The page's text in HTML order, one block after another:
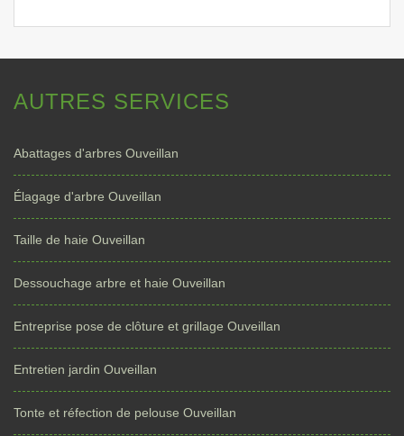
AUTRES SERVICES
Abattages d'arbres Ouveillan
Élagage d'arbre Ouveillan
Taille de haie Ouveillan
Dessouchage arbre et haie Ouveillan
Entreprise pose de clôture et grillage Ouveillan
Entretien jardin Ouveillan
Tonte et réfection de pelouse Ouveillan